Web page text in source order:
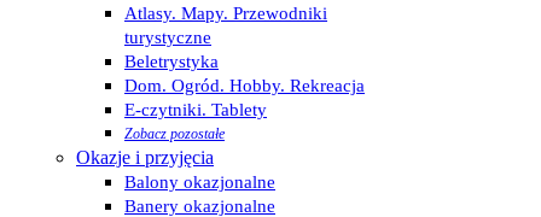
Atlasy. Mapy. Przewodniki
turystyczne
Beletrystyka
Dom. Ogród. Hobby. Rekreacja
E-czytniki. Tablety
Zobacz pozostałe
Okazje i przyjęcia
Balony okazjonalne
Banery okazjonalne